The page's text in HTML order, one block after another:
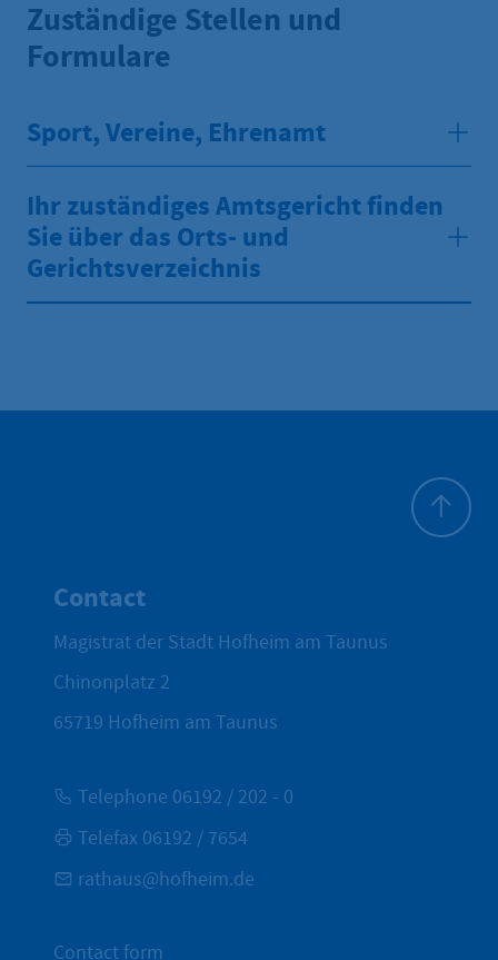
Zuständige Stellen und
Formulare
Sport, Vereine, Ehrenamt
Ihr zuständiges Amtsgericht finden
Sie über das Orts- und
Gerichtsverzeichnis
Contact
Magistrat der Stadt Hofheim am Taunus
Chinonplatz 2
65719 Hofheim am Taunus
Telephone 06192 / 202 - 0
Telefax 06192 / 7654
rathaus@hofheim.de
Contact form